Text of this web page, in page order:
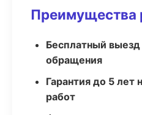
Преимущества
Бесплатный выезд
обращения
Гарантия до 5 лет
работ